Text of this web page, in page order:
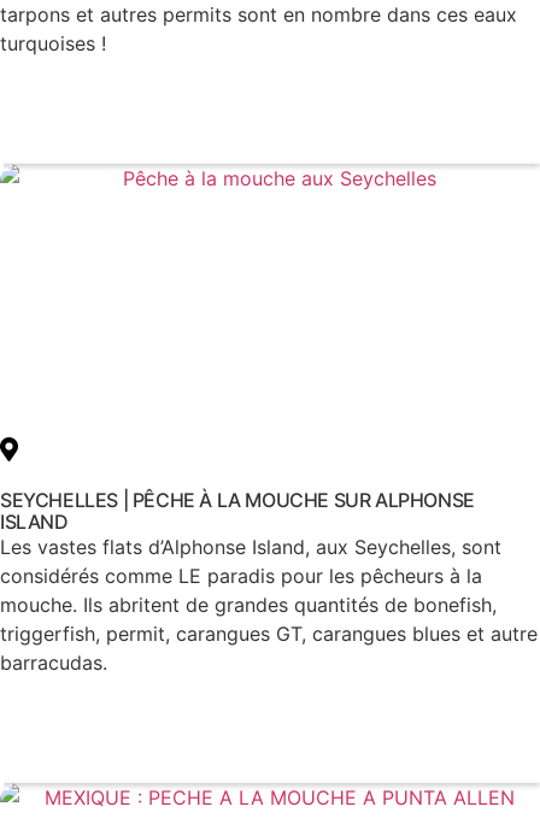
tarpons et autres permits sont en nombre dans ces eaux
turquoises !
SEYCHELLES | PÊCHE À LA MOUCHE SUR ALPHONSE
ISLAND
Les vastes flats d’Alphonse Island, aux Seychelles, sont
considérés comme LE paradis pour les pêcheurs à la
mouche. Ils abritent de grandes quantités de bonefish,
triggerfish, permit, carangues GT, carangues blues et autre
barracudas.